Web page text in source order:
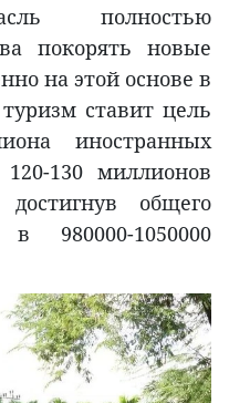
полностью
покорять новые
на этой основе в
ставит цель
иностранных
130 миллионов
общего
980000-1050000